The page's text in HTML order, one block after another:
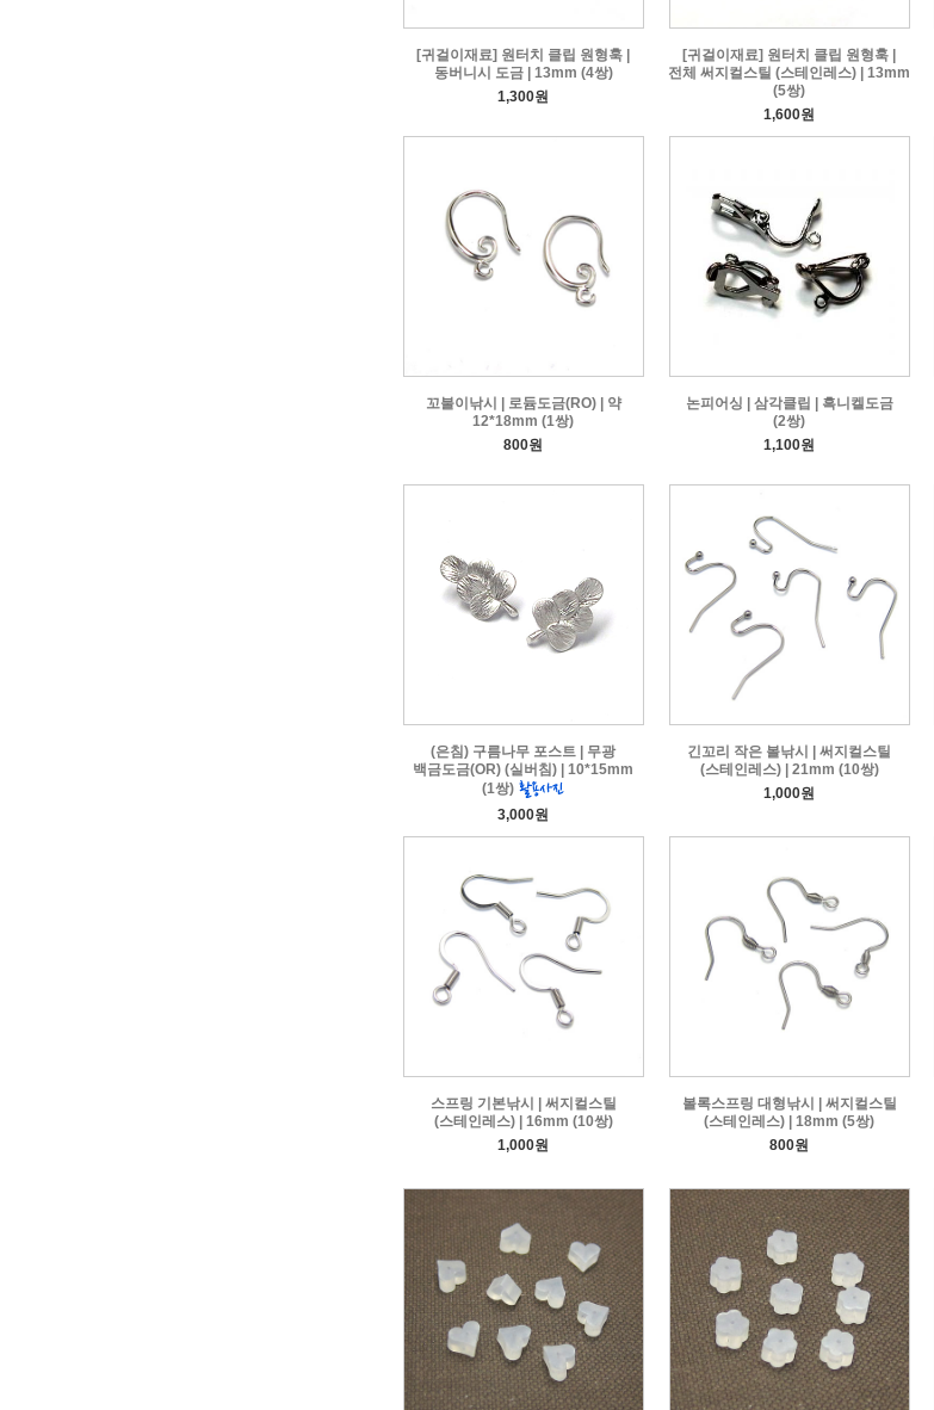
[귀걸이재료] 원터치 클립 원형훅 |
동버니시 도금 | 13mm (4쌍)
1,300원
[귀걸이재료] 원터치 클립 원형훅 |
전체 써지컬스틸 (스테인레스) | 13mm
(5쌍)
1,600원
꼬불이낚시 | 로듐도금(RO) | 약
12*18mm (1쌍)
800원
논피어싱 | 삼각클립 | 흑니켈도금
(2쌍)
1,100원
(은침) 구름나무 포스트 | 무광
백금도금(OR) (실버침) | 10*15mm
(1쌍)
3,000원
긴꼬리 작은 볼낚시 | 써지컬스틸
(스테인레스) | 21mm (10쌍)
1,000원
스프링 기본낚시 | 써지컬스틸
(스테인레스) | 16mm (10쌍)
1,000원
볼록스프링 대형낚시 | 써지컬스틸
(스테인레스) | 18mm (5쌍)
800원